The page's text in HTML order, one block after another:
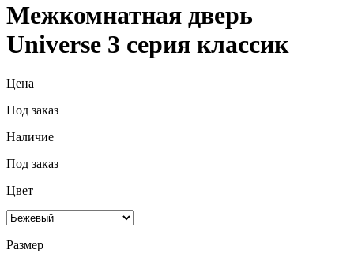
Межкомнатная дверь
Universe 3 серия классик
Цена
Под заказ
Наличие
Под заказ
Цвет
Размер